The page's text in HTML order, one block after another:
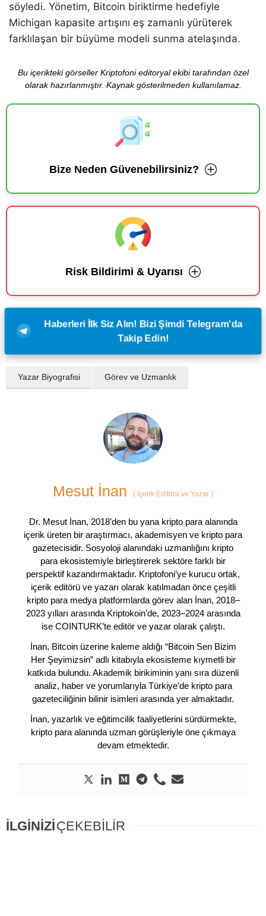
söyledi. Yönetim, Bitcoin biriktirme hedefiyle
Michigan kapasite artışını eş zamanlı yürüterek
farklılaşan bir büyüme modeli sunma atelaşında.
Bu içerikteki görseller Kriptofoni editoryal ekibi tarafından özel
olarak hazırlanmıştır. Kaynak gösterilmeden kullanılamaz.
Bize Neden Güvenebilirsiniz?
Risk Bildirimi & Uyarısı
Haberleri İlk Siz Alın! Bizi Şimdi Telegram'da
Takip Edin!
Yazar Biyografisi Görev ve Uzmanlık
Mesut İnan ( İçerik Editörü ve Yazar )
Dr. Mesut İnan, 2018’den bu yana kripto para alanında
içerik üreten bir araştırmacı, akademisyen ve kripto para
gazetecisidir. Sosyoloji alanındaki uzmanlığını kripto
para ekosistemiyle birleştirerek sektöre farklı bir
perspektif kazandırmaktadır. Kriptofoni’ye kurucu ortak,
içerik editörü ve yazarı olarak katılmadan önce çeşitli
kripto para medya platformlarda görev alan İnan, 2018–
2023 yılları arasında Kriptokoin’de, 2023–2024 arasında
ise COINTURK’te editör ve yazar olarak çalıştı.
İnan, Bitcoin üzerine kaleme aldığı “Bitcoin Sen Bizim
Her Şeyimizsin” adlı kitabıyla ekosisteme kıymetli bir
katkıda bulundu. Akademik birikiminin yanı sıra düzenli
analiz, haber ve yorumlarıyla Türkiye’de kripto para
gazeteciliğinin bilinir isimleri arasında yer almaktadır.
İnan, yazarlık ve eğitimcilik faaliyetlerini sürdürmekte,
kripto para alanında uzman görüşleriyle öne çıkmaya
devam etmektedir.
İLGİNİZİÇEKEBİLİR